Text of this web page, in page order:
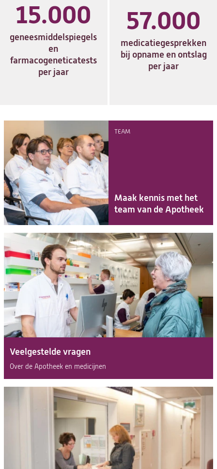
geneesmiddelspiegels
en
farmacogeneticatests
per jaar
15.000
medicatiegesprekken
bij opname en ontslag
per jaar
57.000
Maak kennis met het
team van de Apotheek
TEAM
Veelgestelde vragen
Over de Apotheek en medicijnen